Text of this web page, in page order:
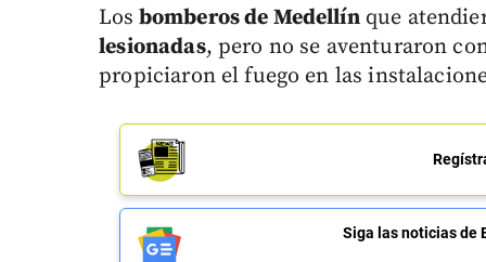
Los bomberos de Medellínque
lesionadas, pero no se aventuraron
propiciaron el fuego en las
Siga las noticias de